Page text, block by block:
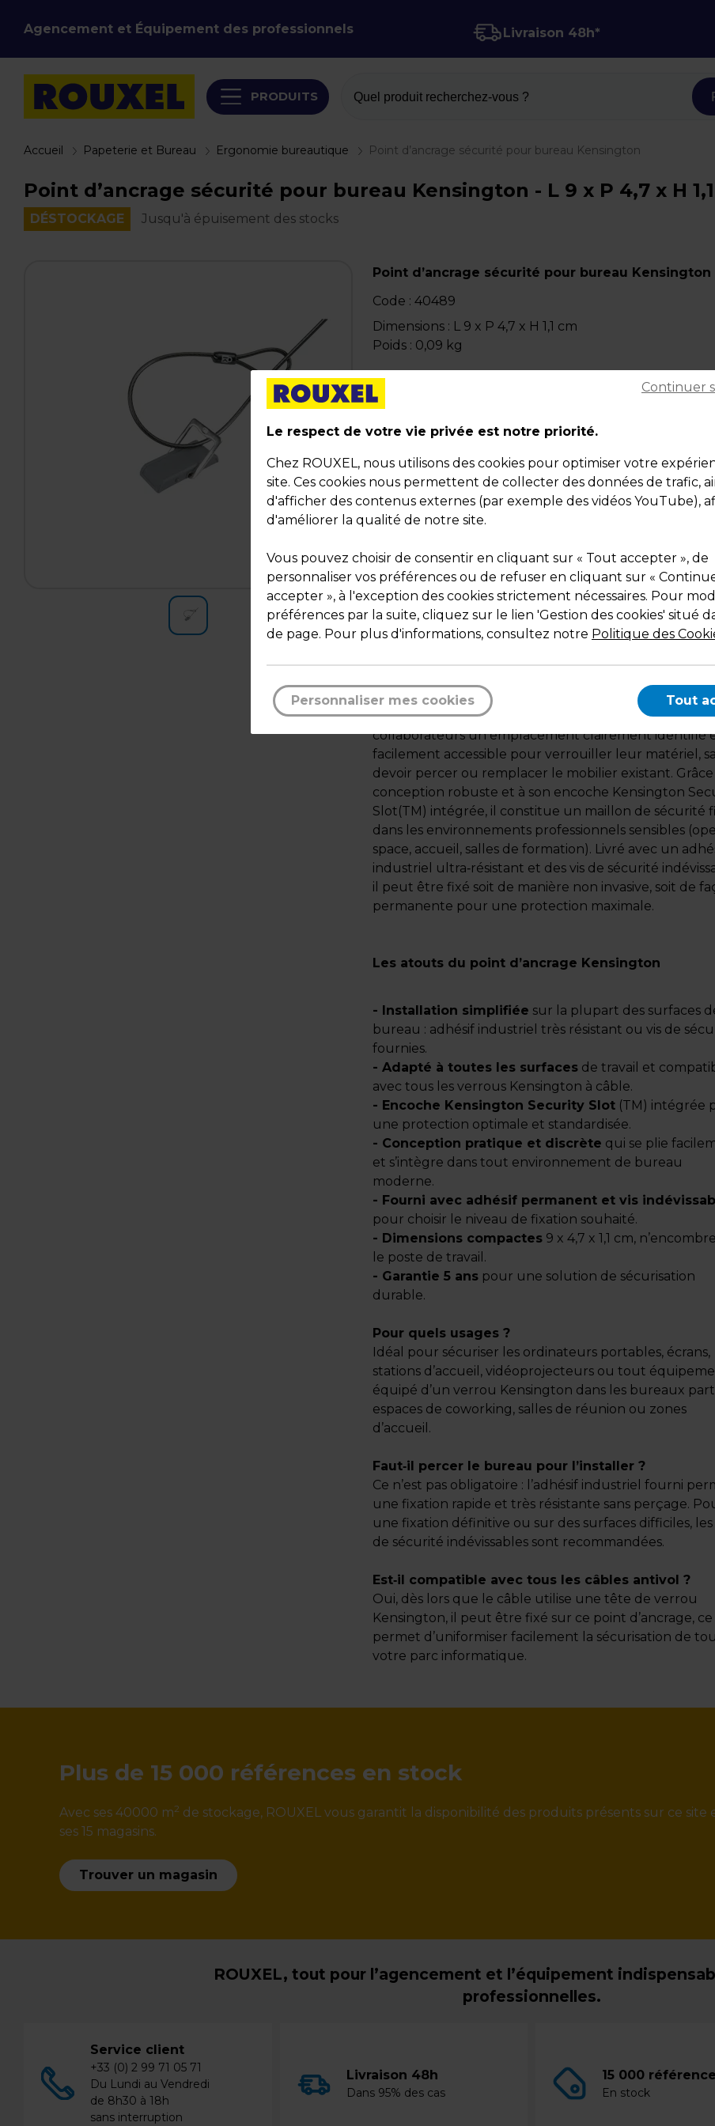
Agencement et Équipement des professionnels Livraison 48h*
PRODUITS Quel produit recherchez-vous ?
Accueil Papeterie et Bureau Ergonomie bureautique Point d’ancrage sécurité pour bureau Kensington
Point d’ancrage sécurité pour bureau Kensington - L 9 x P 4,7 x H
DÉSTOCKAGE Jusqu'à épuisement des stocks
Point d’ancrage sécurité pour bureau Kensington
Code : 40489
Dimensions : L 9 x P 4,7 x H 1,1 cm
Poids : 0,09 kg
Description
Point d’ancrage de sécurité pour bureau : la base
fiable pour protéger vos équipements
Le point d’ancrage de sécurité Kensington pour
attacher un câble antivol pour ordinateur portable,
ou station d’accueil. Compact et discret, il offre aux
collaborateurs un emplacement clairement identifié
facilement accessible pour verrouiller leur matériel,
devoir percer ou remplacer le mobilier existant. Grâce
conception robuste et à son encoche Kensington
Slot(TM) intégrée, il constitue un maillon de sécurité
dans les environnements professionnels sensibles
space, accueil, salles de formation). Livré avec un
industriel ultra‑résistant et des vis de sécurité
il peut être fixé soit de manière non invasive, soit de
permanente pour une protection maximale.
Les atouts du point d’ancrage Kensington
- Installation simplifiée sur la plupart des surfaces
bureau : adhésif industriel très résistant ou vis de
fournies.
- Adapté à toutes les surfaces de travail et
avec tous les verrous Kensington à câble.
- Encoche Kensington Security Slot (TM) intégrée
une protection optimale et standardisée.
- Conception pratique et discrète qui se plie
et s’intègre dans tout environnement de bureau
moderne.
- Fourni avec adhésif permanent et vis
pour choisir le niveau de fixation souhaité.
- Dimensions compactes 9 x 4,7 x 1,1 cm,
le poste de travail.
- Garantie 5 ans pour une solution de sécurisation
durable.
Pour quels usages ?
Idéal pour sécuriser les ordinateurs portables, écrans,
stations d’accueil, vidéoprojecteurs ou tout
équipé d’un verrou Kensington dans les bureaux
espaces de coworking, salles de réunion ou zones
d’accueil.
Faut‑il percer le bureau pour l’installer ?
Ce n’est pas obligatoire : l’adhésif industriel fourni
une fixation rapide et très résistante sans perçage.
une fixation définitive ou sur des surfaces difficiles, les
de sécurité indévissables sont recommandées.
Est‑il compatible avec tous les câbles antivol ?
Oui, dès lors que le câble utilise une tête de verrou
Kensington, il peut être fixé sur ce point d’ancrage,
permet d’uniformiser facilement la sécurisation de
votre parc informatique.
Plus de 15 000 références en stock
Avec ses 40000 m2 de stockage, ROUXEL vous garantit la disponibilité des produits présents sur ce site
ses 15 magasins.
Trouver un magasin
ROUXEL, tout pour l’agencement et l’équipement
professionnelles.
Service client
+33 (0) 2 99 71 05 71
Du Lundi au Vendredi
de 8h30 à 18h
sans interruption
Livraison 48h
Dans 95% des cas
15 000
En stock
Le respect de votre vie privée est notre priorité.
Chez ROUXEL, nous utilisons des cookies pour optimiser votre
site. Ces cookies nous permettent de collecter des données de trafic,
d'afficher des contenus externes (par exemple des vidéos YouTube),
d'améliorer la qualité de notre site.
Vous pouvez choisir de consentir en cliquant sur « Tout accepter », de
personnaliser vos préférences ou de refuser en cliquant sur «
accepter », à l'exception des cookies strictement nécessaires. Pour
préférences par la suite, cliquez sur le lien 'Gestion des cookies' situé
de page. Pour plus d'informations, consultez notre Politique des
Continuer
Personnaliser mes cookies Tout